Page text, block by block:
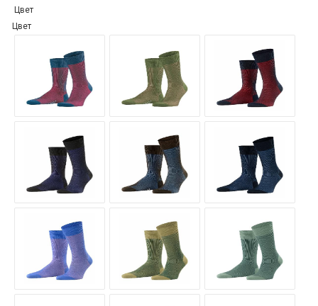
Цвет
Цвет